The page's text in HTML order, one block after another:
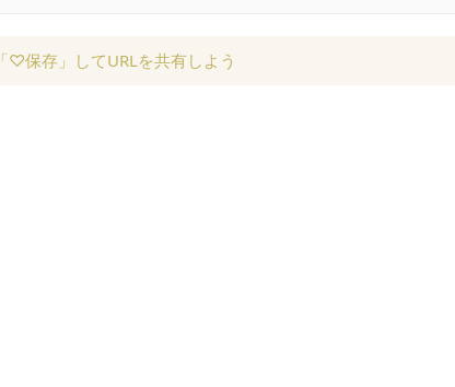
♡保存」してURLを共有しよう